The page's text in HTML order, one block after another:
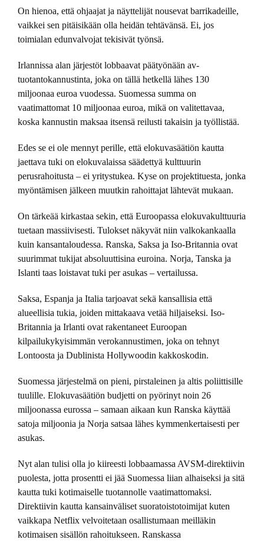
On hienoa, että ohjaajat ja näyttelijät nousevat barrikadeille,
vaikkei sen pitäisikään olla heidän tehtävänsä. Ei, jos
toimialan edunvalvojat tekisivät työnsä.
Irlannissa alan järjestöt lobbaavat päätyönään av-
tuotantokannustinta, joka on tällä hetkellä lähes 130
miljoonaa euroa vuodessa. Suomessa summa on
vaatimattomat 10 miljoonaa euroa, mikä on valitettavaa,
koska kannustin maksaa itsensä reilusti takaisin ja työllistää.
Edes se ei ole mennyt perille, että elokuvasäätiön kautta
jaettava tuki on elokuvalaissa säädettyä kulttuurin
perusrahoitusta – ei yritystukea. Kyse on projektituesta, jonka
myöntämisen jälkeen muutkin rahoittajat lähtevät mukaan.
On tärkeää kirkastaa sekin, että Euroopassa elokuvakulttuuria
tuetaan massiivisesti. Tulokset näkyvät niin valkokankaalla
kuin kansantaloudessa. Ranska, Saksa ja Iso-Britannia ovat
suurimmat tukijat absoluuttisina euroina. Norja, Tanska ja
Islanti taas loistavat tuki per asukas – vertailussa.
Saksa, Espanja ja Italia tarjoavat sekä kansallisia että
alueellisia tukia, joiden mittakaava vetää hiljaiseksi. Iso-
Britannia ja Irlanti ovat rakentaneet Euroopan
kilpailukykyisimmän verokannustimen, joka on tehnyt
Lontoosta ja Dublinista Hollywoodin kakkoskodin.
Suomessa järjestelmä on pieni, pirstaleinen ja altis poliittisille
tuulille. Elokuvasäätiön budjetti on pyörinyt noin 26
miljoonassa eurossa – samaan aikaan kun Ranska käyttää
satoja miljoonia ja Norja satsaa lähes kymmenkertaisesti per
asukas.
Nyt alan tulisi olla jo kiireesti lobbaamassa AVSM-direktiivin
puolesta, jotta prosentti ei jää Suomessa liian alhaiseksi ja sitä
kautta tuki kotimaiselle tuotannolle vaatimattomaksi.
Direktiivin kautta kansainväliset suoratoistotoimijat kuten
vaikkapa Netflix velvoitetaan osallistumaan meilläkin
kotimaisen sisällön rahoitukseen. Ranskassa